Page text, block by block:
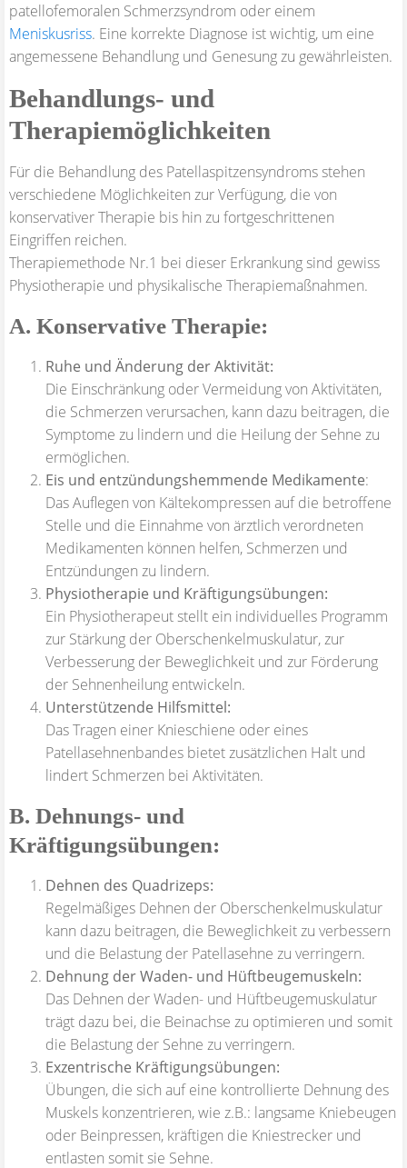
patellofemoralen Schmerzsyndrom oder einem
Meniskusriss. Eine korrekte Diagnose ist wichtig, um eine
angemessene Behandlung und Genesung zu gewährleisten.
Behandlungs- und
Therapiemöglichkeiten
Für die Behandlung des Patellaspitzensyndroms stehen
verschiedene Möglichkeiten zur Verfügung, die von
konservativer Therapie bis hin zu fortgeschrittenen
Eingriffen reichen.
Therapiemethode Nr.1 bei dieser Erkrankung sind gewiss
Physiotherapie und physikalische Therapiemaßnahmen.
A. Konservative Therapie:
Ruhe und Änderung der Aktivität:
Die Einschränkung oder Vermeidung von Aktivitäten,
die Schmerzen verursachen, kann dazu beitragen, die
Symptome zu lindern und die Heilung der Sehne zu
ermöglichen.
Eis und entzündungshemmende Medikamente:
Das Auflegen von Kältekompressen auf die betroffene
Stelle und die Einnahme von ärztlich verordneten
Medikamenten können helfen, Schmerzen und
Entzündungen zu lindern.
Physiotherapie und Kräftigungsübungen:
Ein Physiotherapeut stellt ein individuelles Programm
zur Stärkung der Oberschenkelmuskulatur, zur
Verbesserung der Beweglichkeit und zur Förderung
der Sehnenheilung entwickeln.
Unterstützende Hilfsmittel:
Das Tragen einer Knieschiene oder eines
Patellasehnenbandes bietet zusätzlichen Halt und
lindert Schmerzen bei Aktivitäten.
B. Dehnungs- und
Kräftigungsübungen:
Dehnen des Quadrizeps:
Regelmäßiges Dehnen der Oberschenkelmuskulatur
kann dazu beitragen, die Beweglichkeit zu verbessern
und die Belastung der Patellasehne zu verringern.
Dehnung der Waden- und Hüftbeugemuskeln:
Das Dehnen der Waden- und Hüftbeugemuskulatur
trägt dazu bei, die Beinachse zu optimieren und somit
die Belastung der Sehne zu verringern.
Exzentrische Kräftigungsübungen:
Übungen, die sich auf eine kontrollierte Dehnung des
Muskels konzentrieren, wie z.B.: langsame Kniebeugen
oder Beinpressen, kräftigen die Kniestrecker und
entlasten somit sie Sehne.